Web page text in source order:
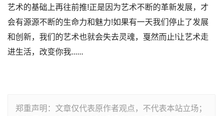
艺术的基础上再往前推!正是因为艺术不断的革新发展，才
会有源源不断的生命力和魅力!如果有一天我们停止了发展
和创新，我们的艺术也就会失去灵魂，戛然而止!让艺术走
进生活，改变你我......
郑重声明：文章仅代表原作者观点，不代表本站立场；